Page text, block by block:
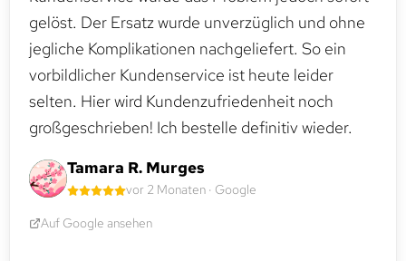
gelöst. Der Ersatz wurde unverzüglich und ohne
jegliche Komplikationen nachgeliefert. So ein
vorbildlicher Kundenservice ist heute leider
selten. Hier wird Kundenzufriedenheit noch
großgeschrieben! Ich bestelle definitiv wieder.
Tamara R. Murges
vor 2 Monaten · Google
Auf Google ansehen